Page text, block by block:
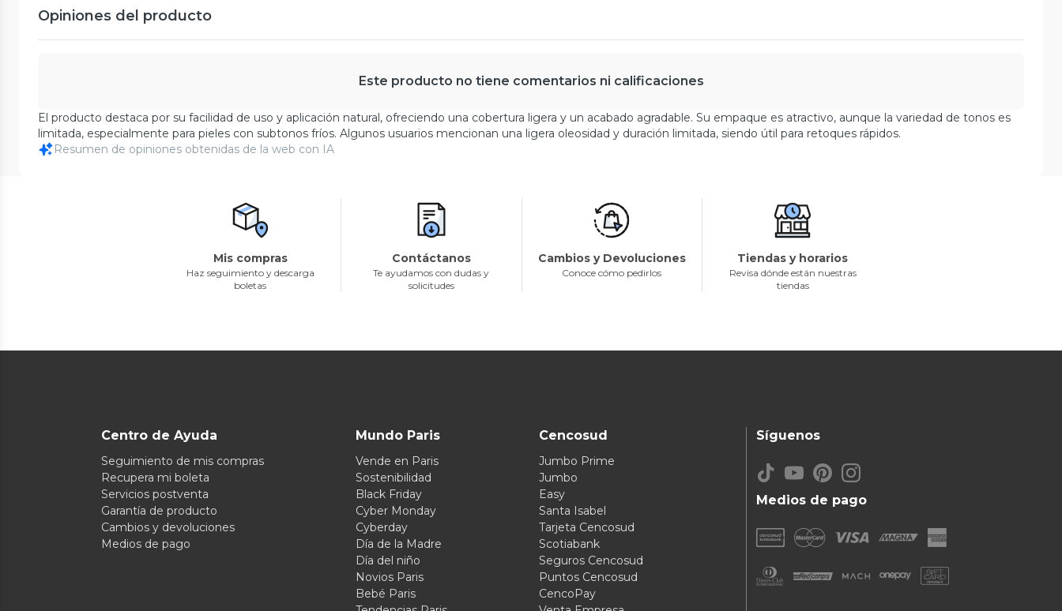
Opiniones del producto
Este producto no tiene comentarios ni calificaciones
El producto destaca por su facilidad de uso y aplicación natural, ofreciendo una cobertura ligera y un acabado agradable. Su empaque es atractivo, aunque la variedad de tonos es
limitada, especialmente para pieles con subtonos fríos. Algunos usuarios mencionan una ligera oleosidad y duración limitada, siendo útil para retoques rápidos.
Resumen de opiniones obtenidas de la web con IA
Mis compras
Haz seguimiento y descarga
boletas
Contáctanos
Te ayudamos con dudas y
solicitudes
Cambios y Devoluciones
Conoce cómo pedirlos
Tiendas y horarios
Revisa dónde están nuestras
tiendas
Centro de Ayuda
Seguimiento de mis compras
Recupera mi boleta
Servicios postventa
Garantía de producto
Cambios y devoluciones
Medios de pago
Mundo Paris
Vende en Paris
Sostenibilidad
Black Friday
Cyber Monday
Cyberday
Día de la Madre
Día del niño
Novios Paris
Bebé Paris
Cencosud
Jumbo Prime
Jumbo
Easy
Santa Isabel
Tarjeta Cencosud
Scotiabank
Seguros Cencosud
Puntos Cencosud
CencoPay
Medios de pago
Síguenos